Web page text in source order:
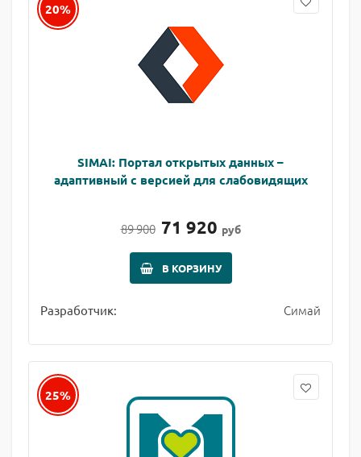
20%
SIMAI: Портал открытых данных –
адаптивный с версией для слабовидящих
89 900 71 920 руб
В КОРЗИНУ
Разработчик: Симай
25%